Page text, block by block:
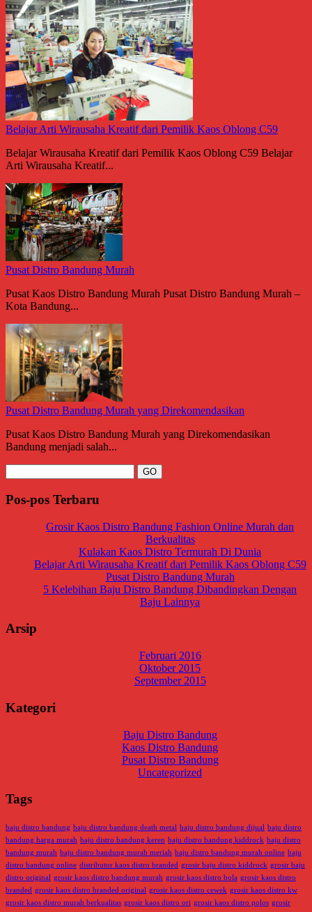
Belajar Arti Wirausaha Kreatif dari Pemilik Kaos Oblong C59
Belajar Wirausaha Kreatif dari Pemilik Kaos Oblong C59 Belajar
Arti Wirausaha Kreatif...
Pusat Distro Bandung Murah
Pusat Kaos Distro Bandung Murah Pusat Distro Bandung Murah –
Kota Bandung...
Pusat Distro Bandung Murah yang Direkomendasikan
Pusat Kaos Distro Bandung Murah yang Direkomendasikan
Bandung menjadi salah...
Pos-pos Terbaru
Grosir Kaos Distro Bandung Fashion Online Murah dan
Berkualitas
Kulakan Kaos Distro Termurah Di Dunia
Belajar Arti Wirausaha Kreatif dari Pemilik Kaos Oblong C59
Pusat Distro Bandung Murah
5 Kelebihan Baju Distro Bandung Dibandingkan Dengan
Baju Lainnya
Arsip
Februari 2016
Oktober 2015
September 2015
Kategori
Baju Distro Bandung
Kaos Distro Bandung
Pusat Distro Bandung
Uncategorized
Tags
baju distro bandung baju distro bandung death metal baju distro bandung dijual baju distro
bandung harga murah baju distro bandung keren baju distro bandung kiddrock baju distro
bandung murah baju distro bandung murah meriah baju distro bandung murah online baju
distro bandung online distributor kaos distro branded grosir baju distro kiddrock grosir baju
distro original grosir kaos distro bandung murah grosir kaos distro bola grosir kaos distro
branded grosir kaos distro branded original grosir kaos distro cewek grosir kaos distro kw
grosir kaos distro murah berkualitas grosir kaos distro ori grosir kaos distro polos grosir